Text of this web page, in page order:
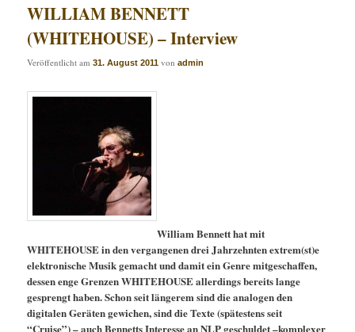
WILLIAM BENNETT
(WHITEHOUSE) – Interview
Veröffentlicht am31. August 2011 vonadmin
William Bennett hat mit
WHITEHOUSE in den vergangenen drei Jahrzehnten extrem(st)e
elektronische Musik gemacht und damit ein Genre mitgeschaffen,
dessen enge Grenzen WHITEHOUSE allerdings bereits lange
gesprengt haben. Schon seit längerem sind die analogen den
digitalen Geräten gewichen, sind die Texte (spätestens seit
“Cruise”) – auch Bennetts Interesse an NLP geschuldet –komplexer